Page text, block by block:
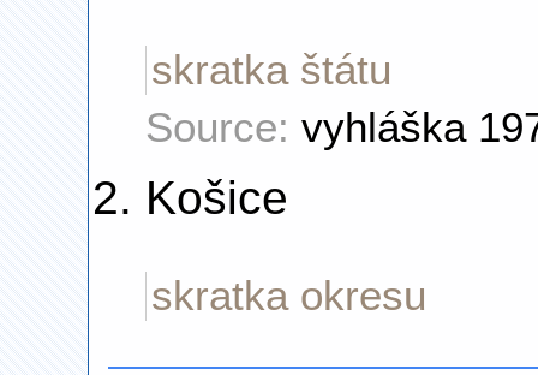
skratka štátu
Source: vyhláška
Košice
skratka okresu